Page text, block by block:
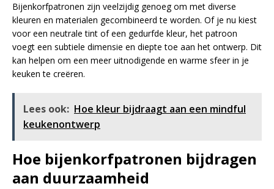
Bijenkorfpatronen zijn veelzijdig genoeg om met diverse
kleuren en materialen gecombineerd te worden. Of je nu kiest
voor een neutrale tint of een gedurfde kleur, het patroon
voegt een subtiele dimensie en diepte toe aan het ontwerp. Dit
kan helpen om een meer uitnodigende en warme sfeer in je
keuken te creëren.
Lees ook: Hoe kleur bijdraagt aan een mindful
keukenontwerp
Hoe bijenkorfpatronen bijdragen
aan duurzaamheid